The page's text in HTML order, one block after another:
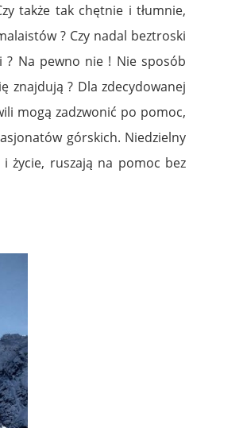
także tak chętnie i tłumnie,
? Czy nadal beztroski
? Na pewno nie ! Nie sposób
znajdują ? Dla zdecydowanej
mogą zadzwonić po pomoc,
górskich. Niedzielny
życie, ruszają na pomoc bez